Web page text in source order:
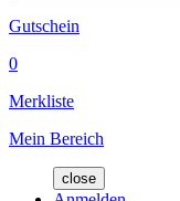
Gutschein
0
Merkliste
Mein Bereich
close